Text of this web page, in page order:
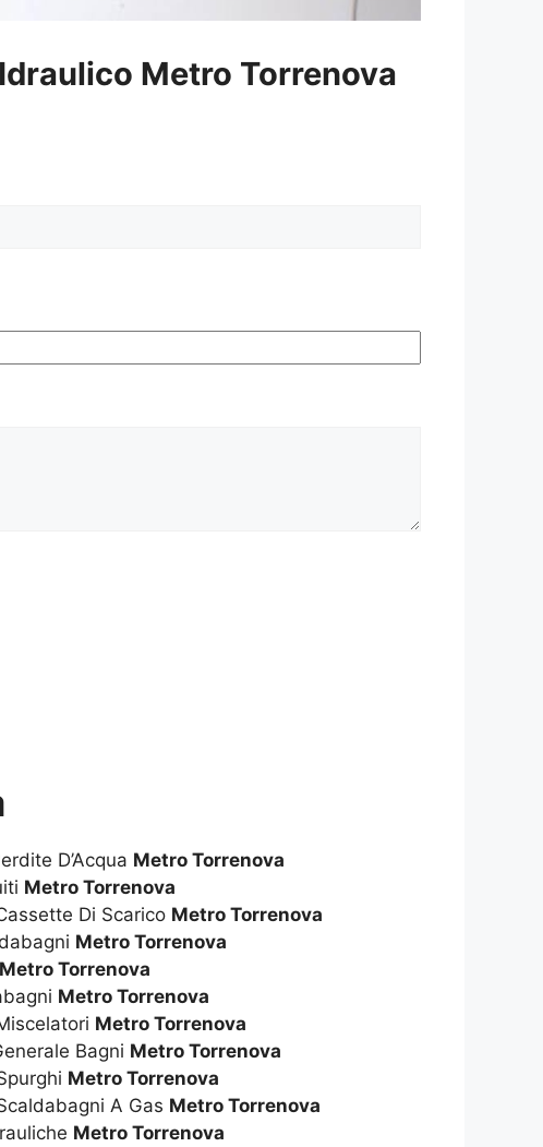
Idraulico Metro Torrenova
D’Acqua Metro Torrenova
Metro Torrenova
Di Scarico Metro Torrenova
Metro Torrenova
Metro Torrenova
Metro Torrenova
Metro Torrenova
Bagni Metro Torrenova
Metro Torrenova
A Gas Metro Torrenova
Metro Torrenova